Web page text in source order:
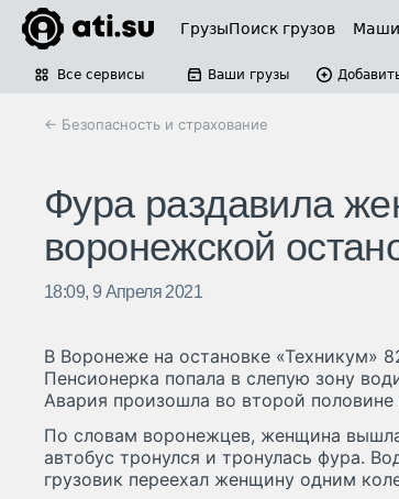
ГрузыПоиск грузов
Все сервисы Ваши грузы
← Безопасность и страхование
Фура раздавила
воронежской
18:09, 9 Апреля 2021
В Воронеже на остановке «Техникум»
Пенсионерка попала в слепую зону
Авария произошла во второй половине
По словам воронежцев, женщина
автобус тронулся и тронулась фура.
грузовик переехал женщину одним